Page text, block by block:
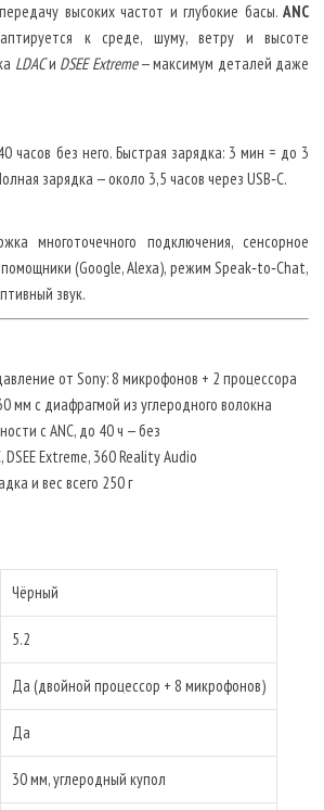
высоких частот и глубокие басы. ANC
к среде, шуму, ветру и высоте
LDACи DSEE Extreme— максимум деталей даже
часов без него. Быстрая зарядка: 3 мин = до 3
зарядка — около 3,5 часов через USB‑C.
многоточечного подключения, сенсорное
(Google, Alexa), режим Speak‑to‑Chat,
звук.
от Sony: 8 микрофонов + 2 процессора
мм с диафрагмой из углеродного волокна
с ANC, до 40 ч — без
DSEE Extreme, 360 Reality Audio
и вес всего 250 г
Чёрный
5.2
Да (двойной процессор + 8 микрофонов)
Да
30 мм, углеродный купол